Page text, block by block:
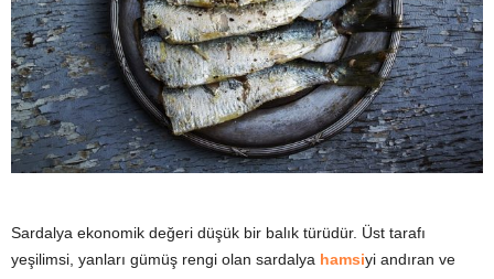
Sardalya ekonomik değeri düşük bir balık türüdür. Üst tarafı
yeşilimsi, yanları gümüş rengi olan sardalya hamsiyi andıran ve